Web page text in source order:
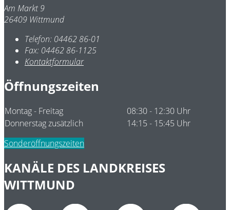
Am Markt 9
26409 Wittmund
Telefon: 04462 86-01
Fax: 04462 86-1125
Kontaktformular
Öffnungszeiten
Montag - Freitag
08:30 - 12:30 Uhr
Donnerstag zusätzlich
14:15 - 15:45 Uhr
Sonderöffnungszeiten
KANÄLE DES LANDKREISES
WITTMUND